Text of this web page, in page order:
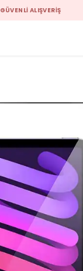
GÜVENLİ ALIŞVERİŞ